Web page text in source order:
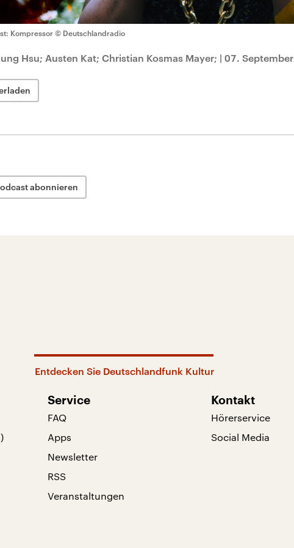
Kompressor © Deutschlandradio
Hsu; Austen Kat; Christian Kosmas Mayer; | 07.
abonnieren
Entdecken Sie Deutschlandfunk Kultur
Service
FAQ
Apps
Newsletter
RSS
Veranstaltungen
Kontakt
Hörerservice
Social Media